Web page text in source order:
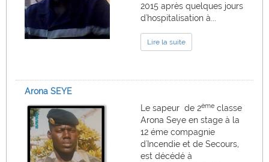
2015 après quelques jours
d'hospitalisation à...
Lire la suite
Arona SEYE
Le sapeur de 2ème classe
Arona Seye en stage à la
12 éme compagnie
d'Incendie et de Secours,
est décédé à